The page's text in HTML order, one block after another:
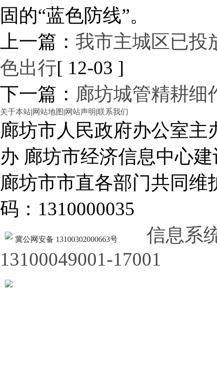
固的“蓝色防线”。
上一篇： 我市主城区已投
色出行[ 12-03 ]
下一篇： 廊坊城管精耕细
关于本站|网站地图 |网站声明|联系我们
廊坊市人民政府办公室
办 廊坊市经济信息中心建
廊坊市市直各部门共同
码：1310000035
冀公网安备 13100302000663号
信息系
13100049001-17001